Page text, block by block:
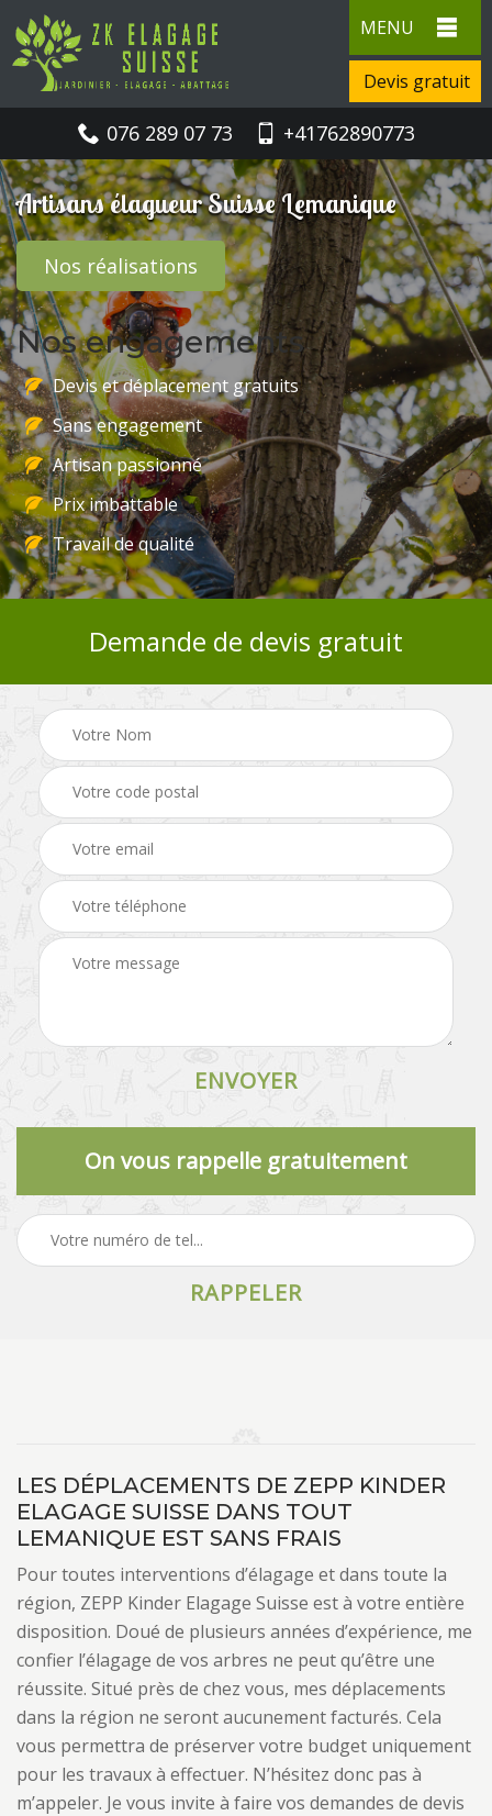
MENU
Devis gratuit
076 289 07 73 +41762890773
Artisans élagueur Suisse Lemanique
Nos réalisations
Nos engagements
Devis et déplacement gratuits
Sans engagement
Artisan passionné
Prix imbattable
Travail de qualité
Demande de devis gratuit
On vous rappelle gratuitement
LES DÉPLACEMENTS DE ZEPP KINDER
ELAGAGE SUISSE DANS TOUT
LEMANIQUE EST SANS FRAIS
Pour toutes interventions d’élagage et dans toute la
région, ZEPP Kinder Elagage Suisse est à votre entière
disposition. Doué de plusieurs années d’expérience, me
confier l’élagage de vos arbres ne peut qu’être une
réussite. Situé près de chez vous, mes déplacements
dans la région ne seront aucunement facturés. Cela
vous permettra de préserver votre budget uniquement
pour les travaux à effectuer. N’hésitez donc pas à
m’appeler. Je vous invite à faire vos demandes de devis